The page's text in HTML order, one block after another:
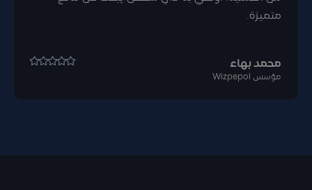
متميزة.
محمد بهاء
مؤسس Wizpepol